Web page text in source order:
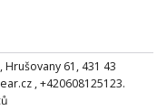
Hrušovany 61, 431 43
, +420608125123.